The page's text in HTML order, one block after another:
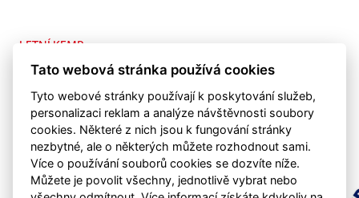
LETNÍ KEMP
I na ledě je letní příprava také důležitá.
Tato webová stránka používá cookies
Tyto webové stránky používají k poskytování služeb,
personalizaci reklam a analýze návštěvnosti soubory
cookies. Některé z nich jsou k fungování stránky
nezbytné, ale o některých můžete rozhodnout sami.
Více o používání souborů cookies se dozvíte níže.
Můžete je povolit všechny, jednotlivě vybrat nebo